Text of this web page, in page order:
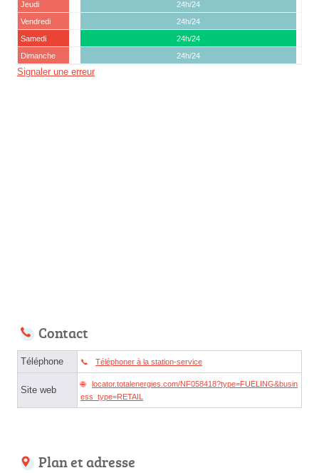
Jeudi
24h/24
Vendredi
24h/24
Samedi
24h/24
Dimanche
24h/24
Signaler une erreur
Contact
Téléphone Téléphoner à la station-service
Site web
locator.totalenergies.com/NF058418?type=FUELING&busin
ess_type=RETAIL
Plan et adresse